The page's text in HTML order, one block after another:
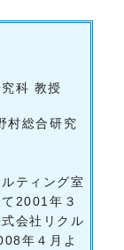
科 教授
村総合研究
ティング室
2001年３
会社リクル
年４月よ